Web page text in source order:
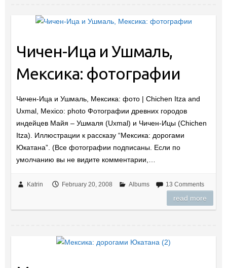
Чичен-Ица и Ушмаль,
Мексика: фотографии
Чичен-Ица и Ушмаль, Мексика: фото | Chichen Itza and
Uxmal, Mexico: photo Фотографии древних городов
индейцев Майя – Ушмаля (Uxmal) и Чичен-Ицы (Chichen
Itza). Иллюстрации к рассказу “Мексика: дорогами
Юкатана”. (Все фотографии подписаны. Если по
умолчанию вы не видите комментарии,…
Katrin February 20, 2008 Albums 13 Comments
read more